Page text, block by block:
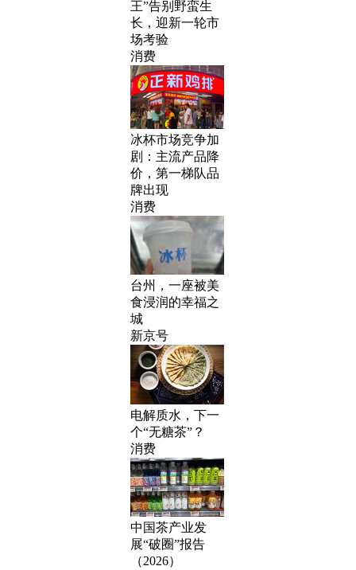
王”告别野蛮生
长，迎新一轮市
场考验
消费
冰杯市场竞争加
剧：主流产品降
价，第一梯队品
牌出现
消费
台州，一座被美
食浸润的幸福之
城
新京号
电解质水，下一
个“无糖茶”？
消费
中国茶产业发
展“破圈”报告
（2026）